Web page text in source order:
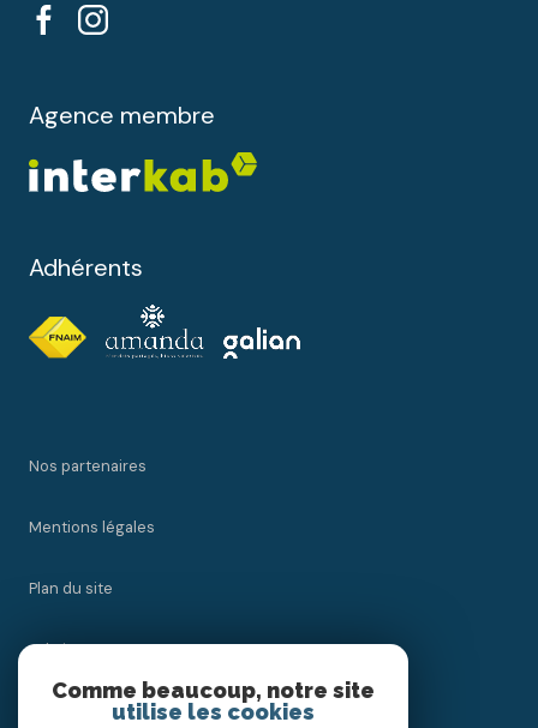
Agence membre
Adhérents
Nos partenaires
Mentions légales
Plan du site
Admin
Nos honoraires
Comme beaucoup, notre site
utilise les cookies